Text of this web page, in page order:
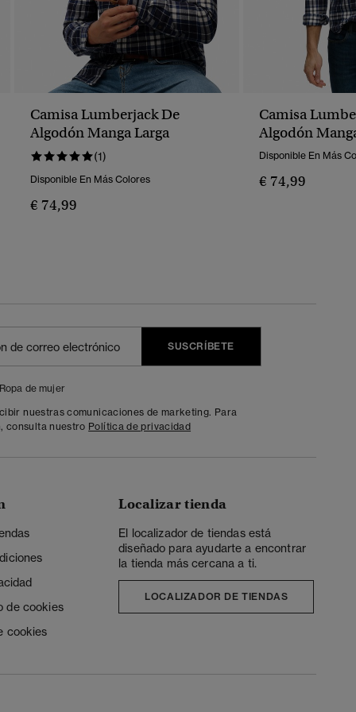
Camisa Lumberjack De
Algodón Manga Larga
(1)
Disponible En Más Colores
€ 74,99
Camisa
Algodón
Disponible En Más
€ 74,99
SUSCRÍBETE
de mujer
nuestras comunicaciones de marketing. Para
consulta nuestro Política de privacidad
de cookies
cookies
Localizar tienda
El localizador de tiendas está
diseñado para ayudarte a encontrar
la tienda más cercana a ti.
LOCALIZADOR DE TIENDAS